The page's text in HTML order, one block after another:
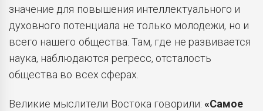
значение для повышения интеллектуального и
духовного потенциала не только молодежи, но и
всего нашего общества. Там, где не развивается
наука, наблюдаются регресс, отсталость
общества во всех сферах.
Великие мыслители Востока говорили:«Самое